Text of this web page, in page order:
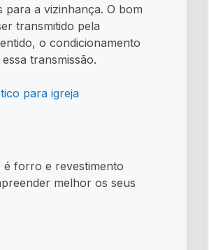
a vizinhança. O bom
transmitido pela
o condicionamento
transmissão.
para igreja
é forro e revestimento
melhor os seus